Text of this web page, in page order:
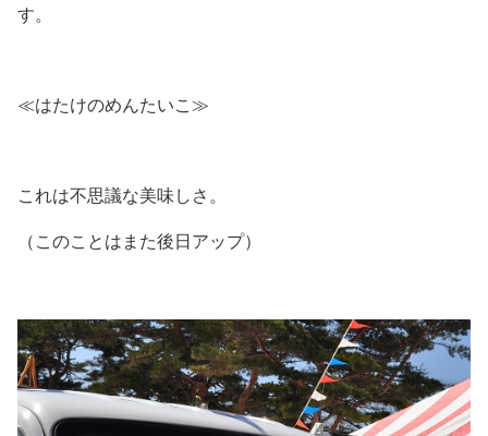
す。
≪はたけのめんたいこ≫
これは不思議な美味しさ。
（このことはまた後日アップ）